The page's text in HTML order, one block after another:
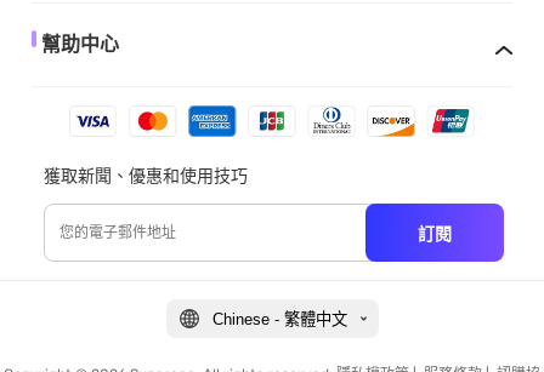
幫助中心
獲取新聞、優惠和使用技巧
訂閱
Chinese - 繁體中文